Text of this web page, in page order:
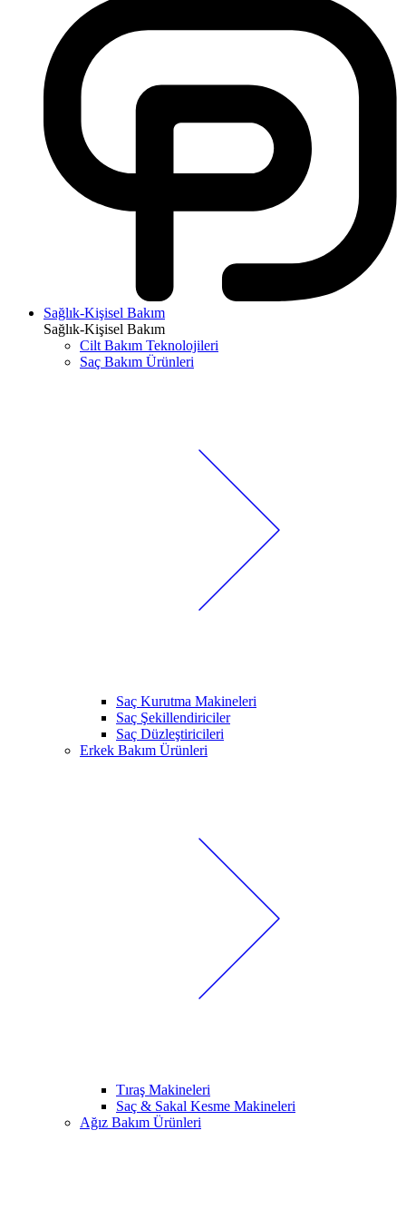
Sağlık-Kişisel Bakım
Sağlık-Kişisel Bakım
Cilt Bakım Teknolojileri
Saç Bakım Ürünleri
Saç Kurutma Makineleri
Saç Şekillendiriciler
Saç Düzleştiricileri
Erkek Bakım Ürünleri
Tıraş Makineleri
Saç & Sakal Kesme Makineleri
Ağız Bakım Ürünleri